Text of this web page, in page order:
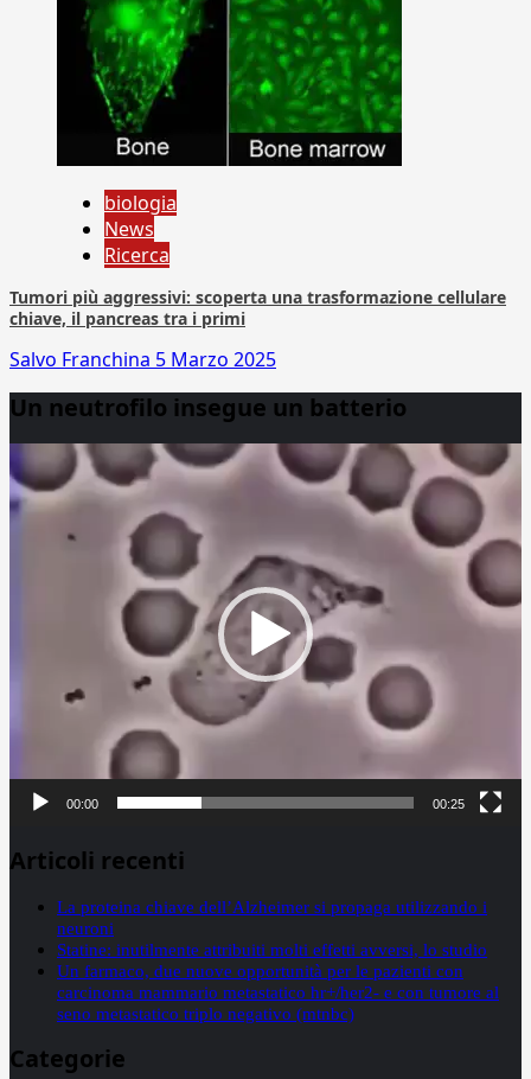
biologia
News
Ricerca
Tumori più aggressivi: scoperta una trasformazione cellulare
chiave, il pancreas tra i primi
Salvo Franchina 5 Marzo 2025
Un neutrofilo insegue un batterio
Player
00:00 00:25
Articoli recenti
La proteina chiave dell’Alzheimer si propaga utilizzando i
neuroni
Statine: inutilmente attribuiti molti effetti avversi, lo studio
Un farmaco, due nuove opportunità per le pazienti con
carcinoma mammario metastatico hr+/her2- e con tumore al
seno metastatico triplo negativo (mtnbc)
Categorie